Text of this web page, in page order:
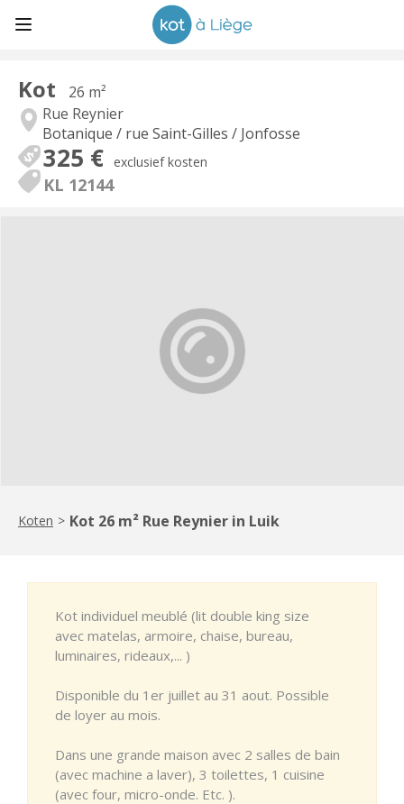
Kot
26 m²
Rue Reynier
Botanique / rue Saint-Gilles / Jonfosse
325 € exclusief kosten
KL 12144
Koten > Kot 26 m² Rue Reynier in Luik
Kot individuel meublé (lit double king size
avec matelas, armoire, chaise, bureau,
luminaires, rideaux,... )
Disponible du 1er juillet au 31 aout. Possible
de loyer au mois.
Dans une grande maison avec 2 salles de bain
(avec machine a laver), 3 toilettes, 1 cuisine
(avec four, micro-onde. Etc. ).